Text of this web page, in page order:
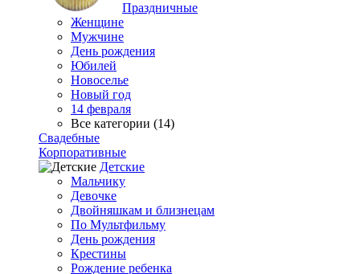
Праздничные
Женщине
Мужчине
День рождения
Юбилей
Новоселье
Новый год
14 февраля
Все категории (14)
Свадебные
Корпоративные
Детские
Мальчику
Девочке
Двойняшкам и близнецам
По Мультфильму
День рождения
Крестины
Рождение ребенка